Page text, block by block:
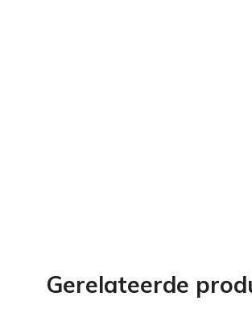
Gerelateerde